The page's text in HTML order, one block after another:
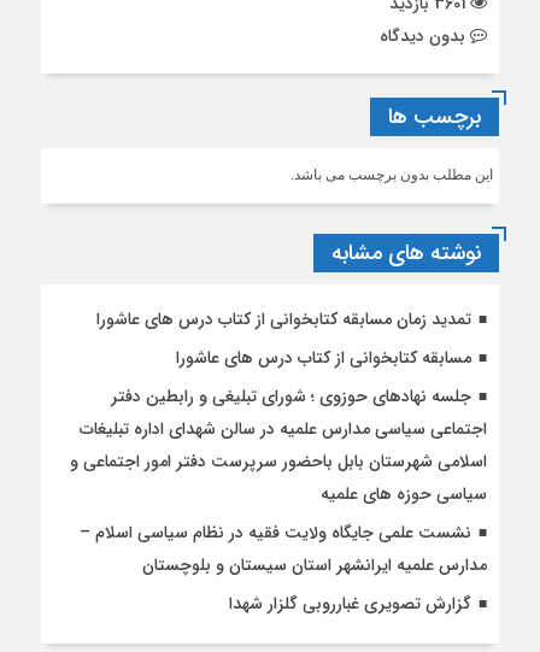
بدون دیدگاه
برچسب ها
این مطلب بدون برچسب می باشد.
نوشته های مشابه
تمدید زمان مسابقه کتابخوانی از کتاب درس های عاشورا
مسابقه کتابخوانی از کتاب درس های عاشورا
جلسه نهادهای حوزوی ؛ شورای تبلیغی و رابطین دفتر
اجتماعی سیاسی مدارس علمیه در سالن شهدای اداره تبلیغات
اسلامی شهرستان بابل باحضور سرپرست دفتر امور اجتماعی و
سیاسی حوزه های علمیه
نشست علمی جایگاه ولایت فقیه در نظام سیاسی اسلام –
مدارس علمیه ایرانشهر استان سیستان و بلوچستان
گزارش تصویری غبارروبی گلزار شهدا